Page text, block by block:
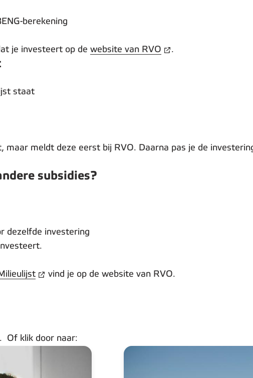
berekening
je investeert op de website van RVO .
staat
maar meldt deze eerst bij RVO. Daarna pas je de
subsidies?
dezelfde investering
vind je op de website van RVO.
Of klik door naar: